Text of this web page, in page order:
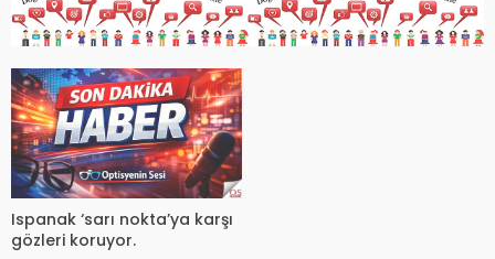
Ispanak ‘sarı nokta’ya karşı
gözleri koruyor.